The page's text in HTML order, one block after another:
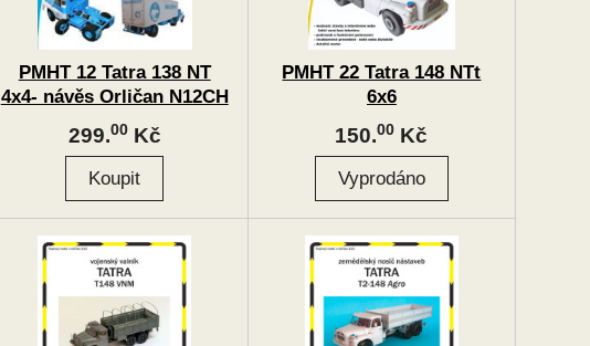
PMHT 12 Tatra 138 NT
4x4- návěs Orličan N12CH
299.00Kč
PMHT 22 Tatra 148 NTt
6x6
150.00 Kč